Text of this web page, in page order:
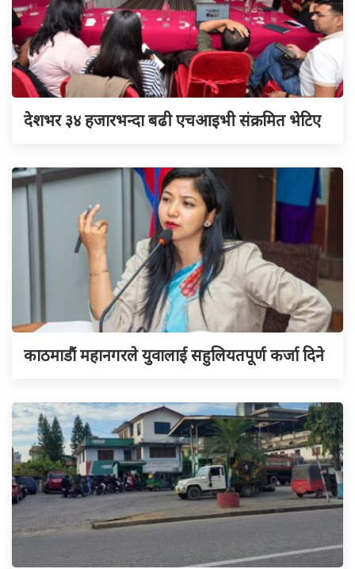
देशभर ३४ हजारभन्दा बढी एचआइभी संक्रमित भेटिए
काठमाडौं महानगरले युवालाई सहुलियतपूर्ण कर्जा दिने